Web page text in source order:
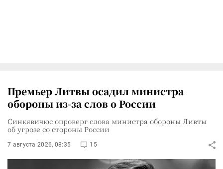
Премьер Литвы осадил министра
обороны из-за слов о России
Синкявичюс опроверг слова министра обороны Ливты
об угрозе со стороны России
7 августа 2026, 08:35 15